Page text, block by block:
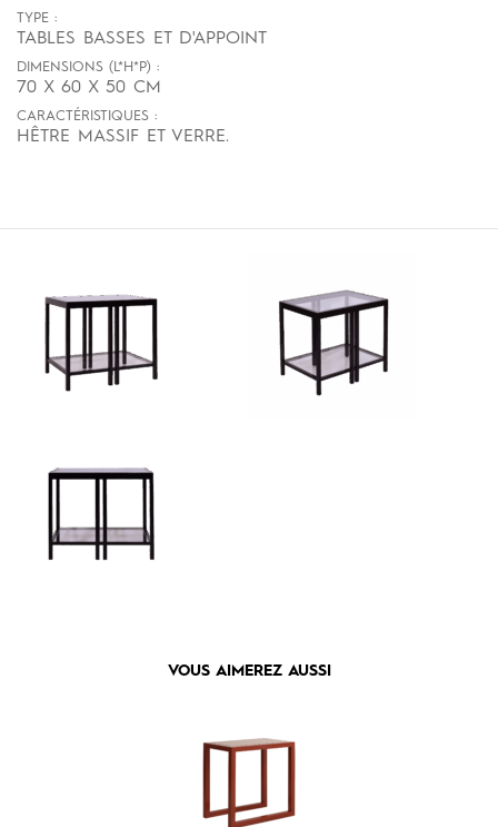
TYPE :
TABLES BASSES ET D'APPOINT
DIMENSIONS (L*H*P) :
70 X 60 X 50 CM
CARACTÉRISTIQUES :
HÊTRE MASSIF ET VERRE.
VOUS AIMEREZ AUSSI